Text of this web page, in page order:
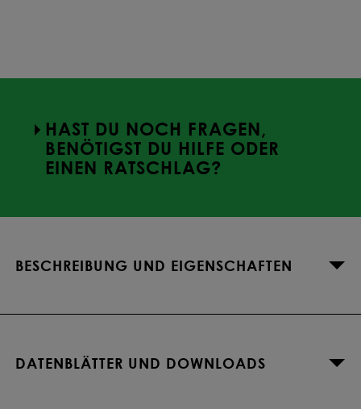
HAST DU NOCH FRAGEN,
BENÖTIGST DU HILFE ODER
EINEN RATSCHLAG?
BESCHREIBUNG UND EIGENSCHAFTEN
DATENBLÄTTER UND DOWNLOADS